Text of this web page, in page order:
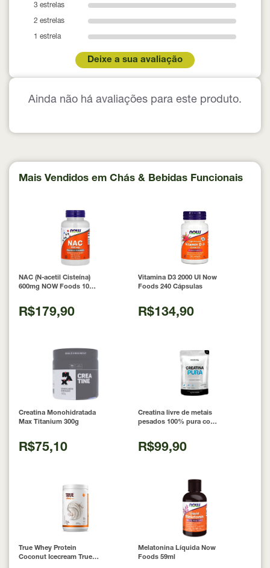
3 estrelas
2 estrelas
1 estrela
Deixe a sua avaliação
Ainda não há avaliações para este produto.
Mais Vendidos em Chás & Bebidas Funcionais
NAC (N-acetil Cisteína)
600mg NOW Foods 100
R$179,90
Vitamina D3 2000 UI Now
Foods 240 Cápsulas
R$134,90
Creatina Monohidratada
Max Titanium 300g
R$75,10
Creatina livre de metais
pesados 100% pura com
Nutrition
R$99,90
True Whey Protein
Coconut Icecream True
Melatonina Líquida Now
Foods 59ml